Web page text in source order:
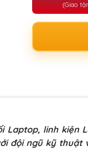
(Giao
Laptop, linh kiện
đội ngũ kỹ thuật